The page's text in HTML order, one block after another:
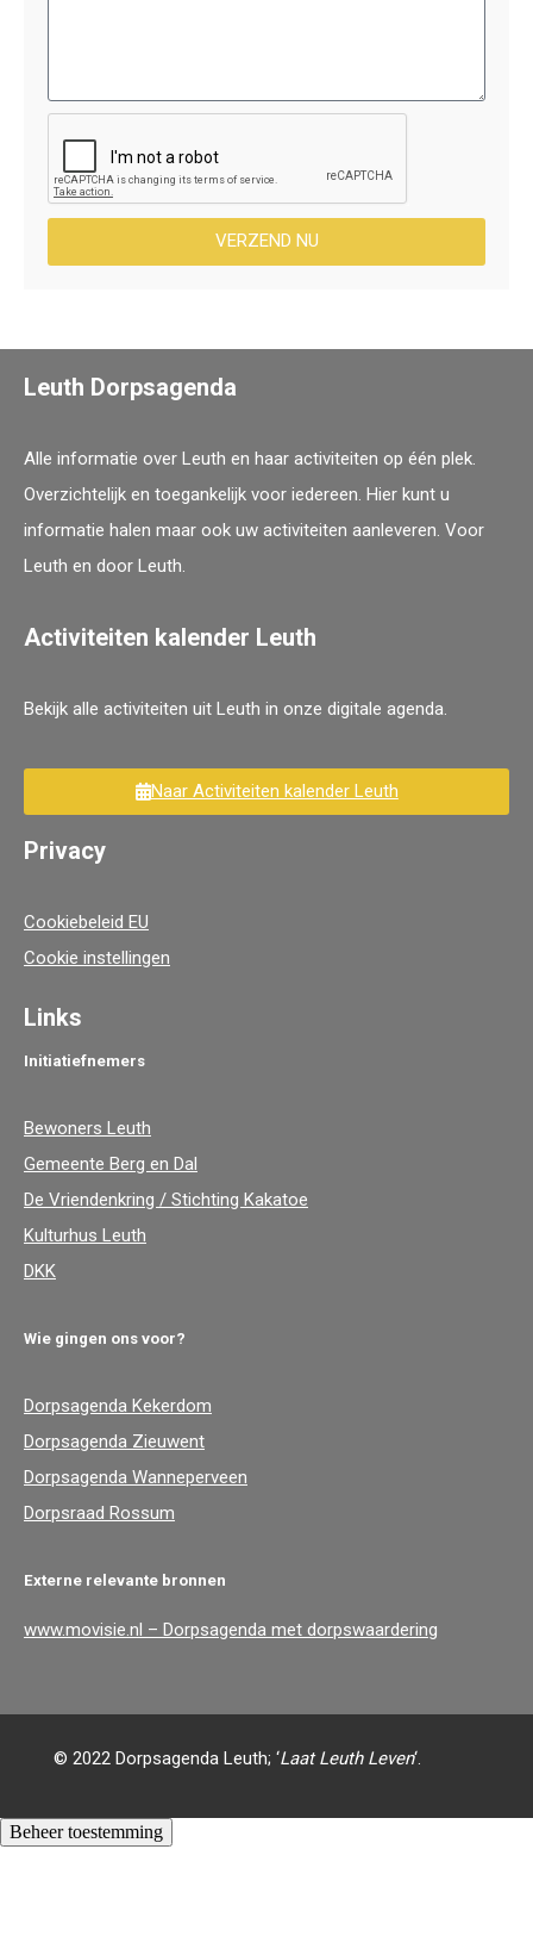
VERZEND NU
Leuth Dorpsagenda
Alle informatie over Leuth en haar activiteiten op één plek.
Overzichtelijk en toegankelijk voor iedereen. Hier kunt u
informatie halen maar ook uw activiteiten aanleveren. Voor
Leuth en door Leuth.
Activiteiten kalender Leuth
Bekijk alle activiteiten uit Leuth in onze digitale agenda.
Naar Activiteiten kalender Leuth
Privacy
Cookiebeleid EU
Cookie instellingen
Links
Initiatiefnemers
Bewoners Leuth
Gemeente Berg en Dal
De Vriendenkring / Stichting Kakatoe
Kulturhus Leuth
DKK
Wie gingen ons voor?
Dorpsagenda Kekerdom
Dorpsagenda Zieuwent
Dorpsagenda Wanneperveen
Dorpsraad Rossum
Externe relevante bronnen
www.movisie.nl – Dorpsagenda met dorpswaardering
© 2022 Dorpsagenda Leuth; ‘Laat Leuth Leven‘.
Beheer toestemming